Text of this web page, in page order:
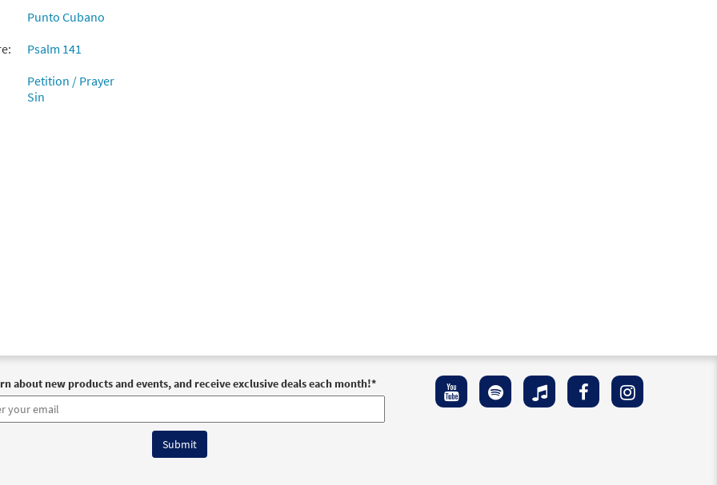
Punto Cubano
Psalm 141
Petition / Prayer
Sin
about new products and events, and receive exclusive deals each month!*